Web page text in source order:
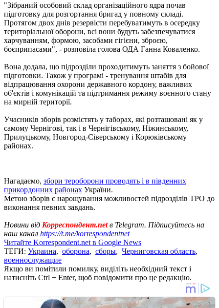
"Зібраний особовий склад організаційного ядра почав
підготовку для розгортання бригад у повному складі.
Протягом двох днів резервісти перебуватимуть в осередку
територіальної оборони, всі вони будуть забезпечуватися
харчуванням, формою, засобами гігієни, зброєю,
боєприпасами", - розповіла голова ОДА Ганна Коваленко.
Вона додала, що підрозділи проходитимуть заняття з бойової
підготовки. Також у програмі - тренування штабів для
відпрацювання охорони державного кордону, важливих
об'єктів і комунікацій та підтримання режиму воєнного стану
на мирній території.
Учасників зборів розмістять у таборах, які розташовані як у
самому Чернігові, так і в Чернігівському, Ніжинському,
Прилуцькому, Новгород-Сіверському і Корюківському
районах.
Нагадаємо, збори тероборони проводять і в південних
прикордонних районах України.
Метою зборів є нарощування можливостей підрозділів ТРО до
виконання певних завдань.
Новини від Корреспондент.netв Telegram. Підписуйтесь на
наш канал https://t.me/korrespondentnet
Читайте Korrespondent.net в Google News
ТЕГИ: Украина, оборона, сборы, Черниговская область,
военнослужащие
Якщо ви помітили помилку, виділіть необхідний текст і
натисніть Ctrl + Enter, щоб повідомити про це редакцію.